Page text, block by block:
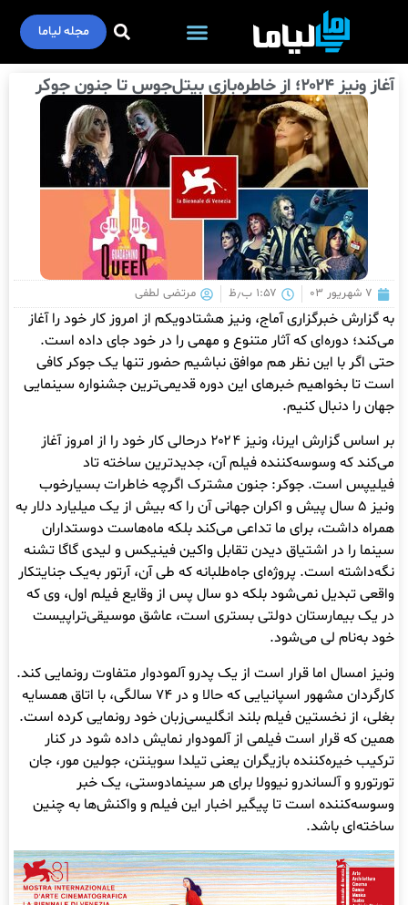
مجله لیاما
آغاز ونیز ۲۰۲۴؛ از خاطره‌بازی بیتل‌جوس تا جنون جوکر
۷ شهریور ۰۳ ۱:۵۷ ب٫ظ مرتضی لطفی
به گزارش خبرگزاری آماج، ونیز هشتادویکم از امروز کار خود را آغاز
می‌کند؛ دوره‌ای که آثار متنوع و مهمی را در خود جای داده است.
حتی اگر با این نظر هم موافق نباشیم حضور تنها یک جوکر کافی
است تا بخواهیم خبرهای این دوره قدیمی‌ترین جشنواره سینمایی
جهان را دنبال کنیم.
بر اساس گزارش ایرنا، ونیز ۲۰۲۴ درحالی کار خود را از امروز آغاز
می‌کند که وسوسه‌کننده فیلم آن، جدیدترین ساخته تاد
فیلیپس است. جوکر: جنون مشترک اگرچه خاطرات بسیارخوب
ونیز ۵ سال پیش و اکران جهانی آن را که بیش از یک میلیارد دلار به
همراه داشت، برای ما تداعی می‌کند بلکه ماه‌هاست دوستداران
سینما را در اشتیاق دیدن تقابل واکین فینیکس و لیدی گاگا تشنه
نگه‌داشته است. پروژه‌ای جاه‌طلبانه که طی آن، آرتور به‌یک جنایتکار
واقعی تبدیل نمی‌شود بلکه دو سال پس از وقایع فیلم اول، وی که
در یک بیمارستان دولتی بستری است، عاشق موسیقی‌تراپیست
خود به‌نام لی می‌شود.
ونیز امسال اما قرار است از یک پدرو آلمودوار متفاوت رونمایی کند.
کارگردان مشهور اسپانیایی که حالا و در ۷۴ سالگی، با اتاق همسایه
بغلی، از نخستین فیلم بلند انگلیسی‌زبان خود رونمایی کرده است.
همین که قرار است فیلمی از آلمودوار نمایش داده شود در کنار
ترکیب خیره‌کننده بازیگران یعنی تیلدا سوینتن، جولین مور، جان
تورتورو و آلساندرو نیوولا برای هر سینمادوستی، یک خبر
وسوسه‌کننده است تا پیگیر اخبار این فیلم و واکنش‌ها به چنین
ساخته‌ای باشد.